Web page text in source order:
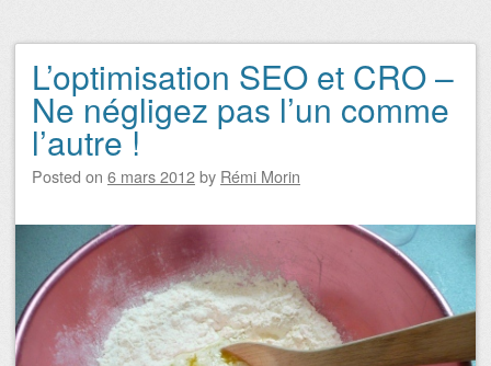
Navigation des articles
L’optimisation SEO et CRO –
Ne négligez pas l’un comme
l’autre !
Posted on 6 mars 2012by Rémi Morin